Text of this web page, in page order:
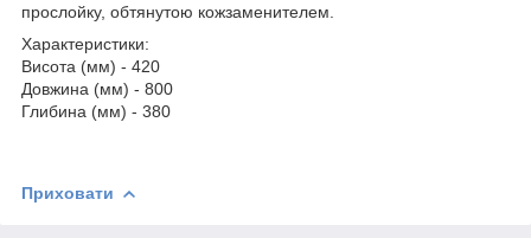
прослойку, обтянутою кожзаменителем.
Характеристики:
Висота (мм) - 420
Довжина (мм) - 800
Глибина (мм) - 380
Приховати